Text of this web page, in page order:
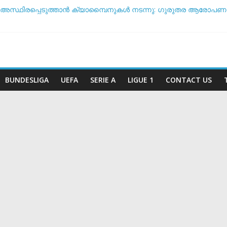
അസ്ഥിരപ്പെടുത്താൻ ക്യാമ്പൈനുകൾ നടന്നു: ഗുരുതര
BUNDESLIGA UEFA SERIE A LIGUE 1 CONTACT US